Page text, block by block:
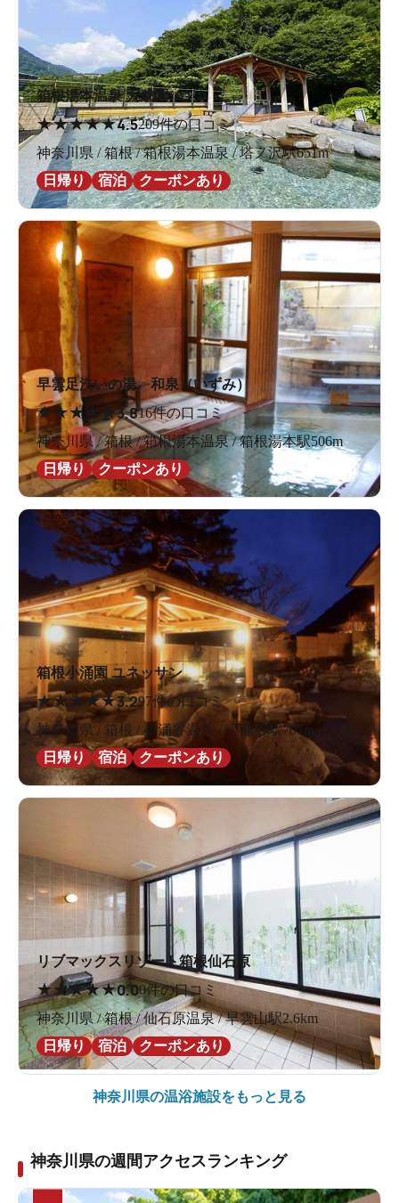
箱根湯本温泉 天成園
★★★★★4.5209件の口コミ
神奈川県 / 箱根 / 箱根湯本温泉 / 塔ノ沢駅651m
日帰り
宿泊 クーポンあり
早雲足洗いの湯 和泉（いずみ）
★★★ ★3.816件の口コミ
神奈川県 / 箱根 / 箱根湯本温泉 / 箱根湯本駅506m
日帰り
クーポンあり
箱根小涌園 ユネッサン
★★★★★3.297件の口コミ
神奈川県 / 箱根 / 小涌谷温泉 / 小涌谷駅707m
日帰り
宿泊 クーポンあり
リブマックスリゾート箱根仙石原
★★★★★0.00件の口コミ
神奈川県 / 箱根 / 仙石原温泉 / 早雲山駅2.6km
日帰り
宿泊 クーポンあり
神奈川県の温浴施設をもっと見る
神奈川県の週間アクセスランキング